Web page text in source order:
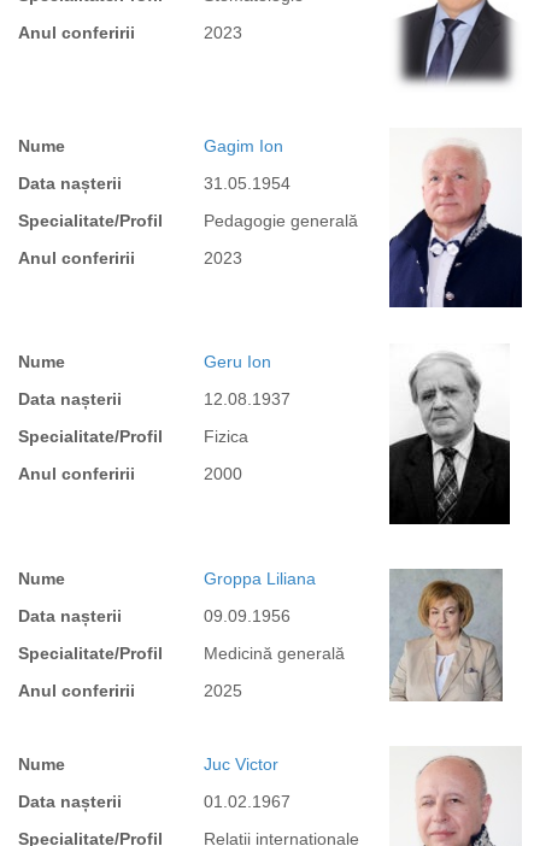
Anul conferirii
2023
Nume
Data nașterii
Specialitate/Profil
Anul conferirii
Gagim Ion
31.05.1954
Pedagogie generală
2023
Nume
Data nașterii
Specialitate/Profil
Anul conferirii
Geru Ion
12.08.1937
Fizica
2000
Nume
Data nașterii
Specialitate/Profil
Anul conferirii
Groppa Liliana
09.09.1956
Medicină generală
2025
Nume
Data nașterii
Specialitate/Profil
Juc Victor
01.02.1967
Relații internaționale